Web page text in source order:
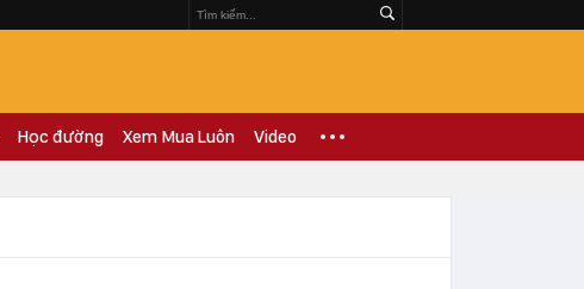
Học đường Xem Mua Luôn Video